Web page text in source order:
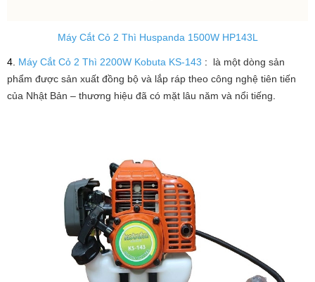
Máy Cắt Cỏ 2 Thì Huspanda 1500W HP143L
4. Máy Cắt Cỏ 2 Thì 2200W Kobuta KS-143 : là một dòng sản
phẩm được sản xuất đồng bộ và lắp ráp theo công nghệ tiên tiến
của Nhật Bản – thương hiệu đã có mặt lâu năm và nổi tiếng